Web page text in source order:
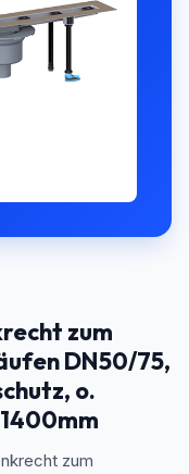
zum
DN50/75,
o.
zum